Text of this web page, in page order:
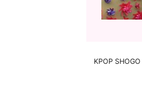
KPOP SHOGO